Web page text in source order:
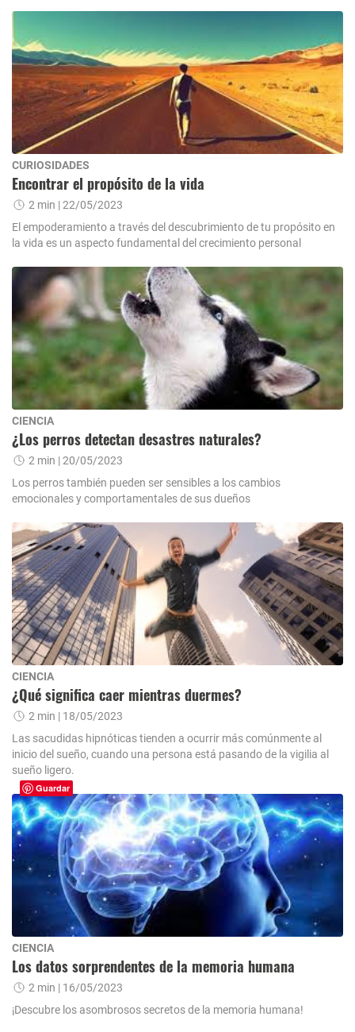
CURIOSIDADES
Encontrar el propósito de la vida
2 min | 22/05/2023
El empoderamiento a través del descubrimiento de tu propósito en
la vida es un aspecto fundamental del crecimiento personal
CIENCIA
¿Los perros detectan desastres naturales?
2 min | 20/05/2023
Los perros también pueden ser sensibles a los cambios
emocionales y comportamentales de sus dueños
CIENCIA
¿Qué significa caer mientras duermes?
2 min | 18/05/2023
Las sacudidas hipnóticas tienden a ocurrir más comúnmente al
inicio del sueño, cuando una persona está pasando de la vigilia al
sueño ligero.
CIENCIA
Los datos sorprendentes de la memoria humana
2 min | 16/05/2023
¡Descubre los asombrosos secretos de la memoria humana!
Guardar